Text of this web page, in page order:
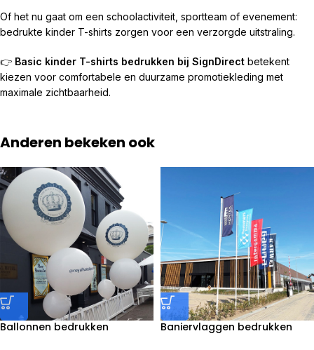
Of het nu gaat om een schoolactiviteit, sportteam of evenement:
bedrukte kinder T-shirts zorgen voor een verzorgde uitstraling.
👉 Basic kinder T-shirts bedrukken bij SignDirect betekent
kiezen voor comfortabele en duurzame promotiekleding met
maximale zichtbaarheid.
Anderen bekeken ook
Ballonnen bedrukken Baniervlaggen bedrukken